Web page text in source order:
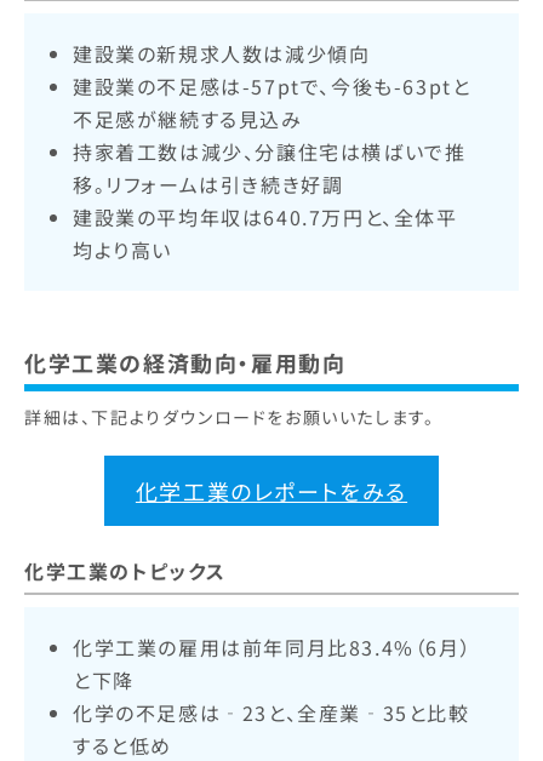
建設業の新規求人数は減少傾向
建設業の不足感は-57ptで、今後も-63ptと
不足感が継続する見込み
持家着工数は減少、分譲住宅は横ばいで推
移。リフォームは引き続き好調
建設業の平均年収は640.7万円と、全体平
均より高い
化学工業の経済動向・雇用動向
詳細は、下記よりダウンロードをお願いいたします。
化学工業のレポートをみる
化学工業のトピックス
化学工業の雇用は前年同月比83.4%（6月）
と下降
化学の不足感は‐23と、全産業‐35と比較
すると低め